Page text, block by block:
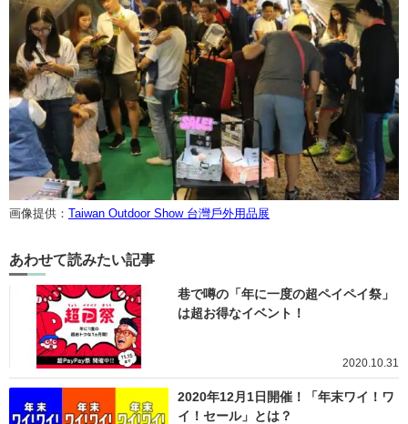
画像提供： Taiwan Outdoor Show 台灣戶外用品展
あわせて読みたい記事
巷で噂の「年に一度の超ペイペイ祭」
は超お得なイベント！
2020.10.31
2020年12月1日開催！「年末ワイ！ワ
イ！セール」とは？